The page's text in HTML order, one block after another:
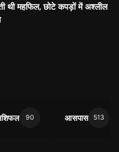
थी महफिल, छोटे कपड़ों में अश्लील
90 आसपास 513